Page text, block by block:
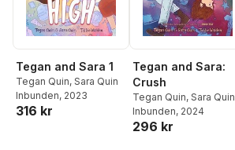
Tegan and Sara 1
Tegan Quin, Sara Quin
Inbunden, 2023
316 kr
Tegan and Sara:
Crush
Tegan Quin, Sara Quin
Inbunden, 2024
296 kr